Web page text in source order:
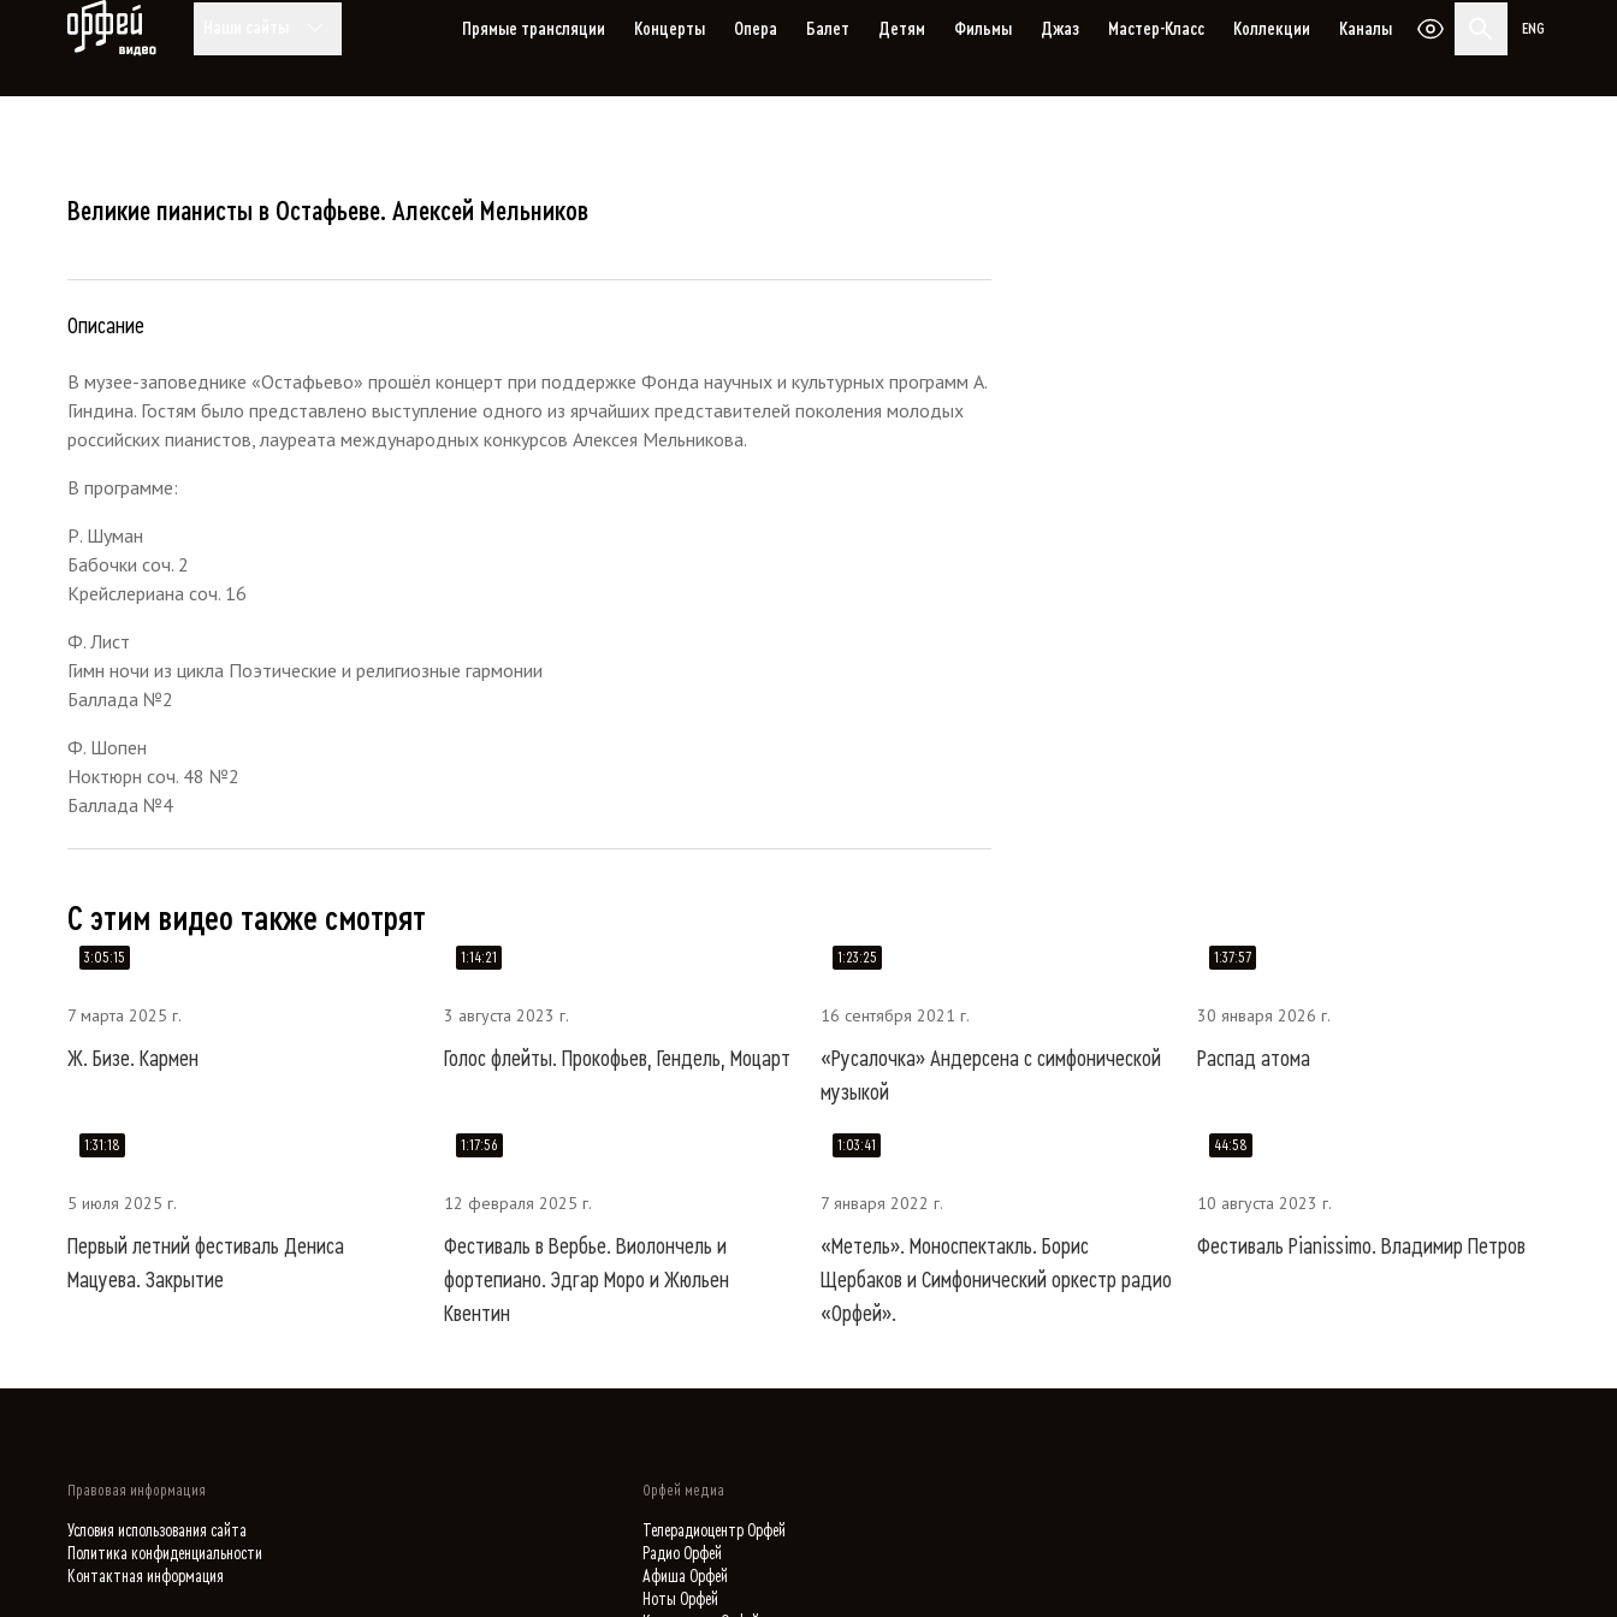
Видео Орфей
Прямые трансляции Концерты Опера Балет Детям Фильмы Джаз Мастер-Класс Коллекции Каналы ENG
Великие пианисты в Остафьеве. Алексей Мельников
Описание
В музее-заповеднике «Остафьево» прошёл концерт при поддержке Фонда научных и культурных программ А.
Гиндина. Гостям было представлено выступление одного из ярчайших представителей поколения молодых
российских пианистов, лауреата международных конкурсов Алексея Мельникова.
В программе:
Р. Шуман
Бабочки соч. 2
Крейслериана соч. 16
Ф. Лист
Гимн ночи из цикла Поэтические и религиозные гармонии
Баллада №2
Ф. Шопен
Ноктюрн соч. 48 №2
Баллада №4
С этим видео также смотрят
3:05:15
7 марта 2025 г.
Ж. Бизе. Кармен
1:14:21
3 августа 2023 г.
Голос флейты. Прокофьев, Гендель, Моцарт
1:23:25
16 сентября 2021 г.
«Русалочка» Андерсена с симфонической
музыкой
1:37:57
30 января 2026 г.
Распад атома
1:31:18
5 июля 2025 г.
Первый летний фестиваль Дениса
Мацуева. Закрытие
1:17:56
12 февраля 2025 г.
Фестиваль в Вербье. Виолончель и
фортепиано. Эдгар Моро и Жюльен
Квентин
1:03:41
7 января 2022 г.
«Метель». Моноспектакль. Борис
Щербаков и Симфонический оркестр радио
«Орфей».
44:58
10 августа 2023 г.
Фестиваль Pianissimo. Владимир Петров
Орфей медиа
Телерадиоцентр Орфей
Радио Орфей
Афиша Орфей
Ноты Орфей
Правовая информация
Условия использования сайта
Политика конфиденциальности
Контактная информация